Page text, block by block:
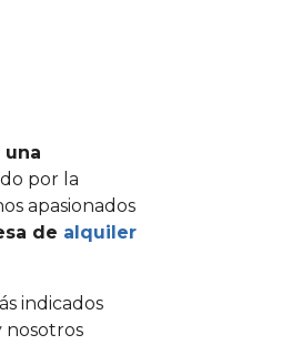
una
por la
apasionados
de alquiler
indicados
nosotros